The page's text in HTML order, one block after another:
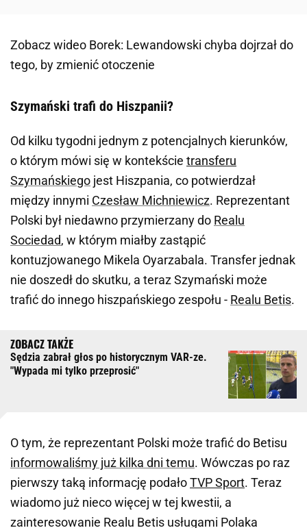
Zobacz wideo Borek: Lewandowski chyba dojrzał do
tego, by zmienić otoczenie
Szymański trafi do Hiszpanii?
Od kilku tygodni jednym z potencjalnych kierunków,
o którym mówi się w kontekście transferu
Szymańskiego jest Hiszpania, co potwierdzał
między innymi Czesław Michniewicz. Reprezentant
Polski był niedawno przymierzany do Realu
Sociedad, w którym miałby zastąpić
kontuzjowanego Mikela Oyarzabala. Transfer jednak
nie doszedł do skutku, a teraz Szymański może
trafić do innego hiszpańskiego zespołu - Realu Betis.
Sędzia zabrał głos po historycznym VAR-ze.
"Wypada mi tylko przeprosić"
O tym, że reprezentant Polski może trafić do Betisu
informowaliśmy już kilka dni temu. Wówczas po raz
pierwszy taką informację podałoTVP Sport. Teraz
wiadomo już nieco więcej w tej kwestii, a
zainteresowanie Realu Betis usługami Polaka